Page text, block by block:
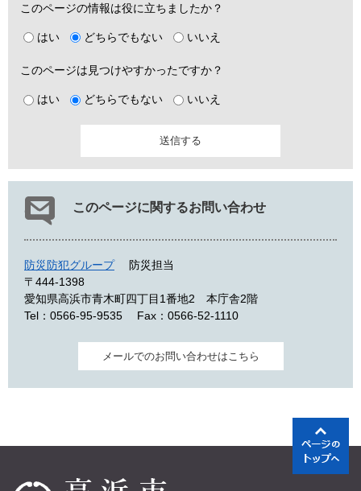
このページの情報は役に立ちましたか？
はい どちらでもない いいえ
このページは見つけやすかったですか？
はい どちらでもない いいえ
このページに関するお問い合わせ
防災防犯グループ
防災担当
〒444-1398
愛知県高浜市青木町四丁目1番地2 本庁舎2階
Tel：0566-95-9535
Fax：0566-52-1110
メールでのお問い合わせはこちら